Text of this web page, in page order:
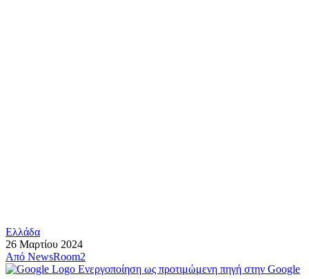
Ελλάδα
26 Μαρτίου 2024
Από NewsRoom2
Ενεργοποίηση ως προτιμώμενη πηγή στην Google